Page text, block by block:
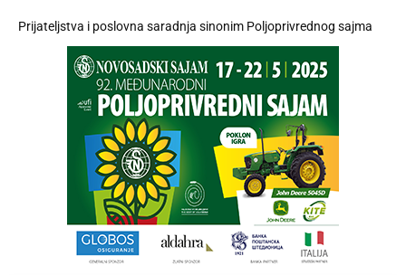
Prijateljstva i poslovna saradnja sinonim Poljoprivrednog sajma